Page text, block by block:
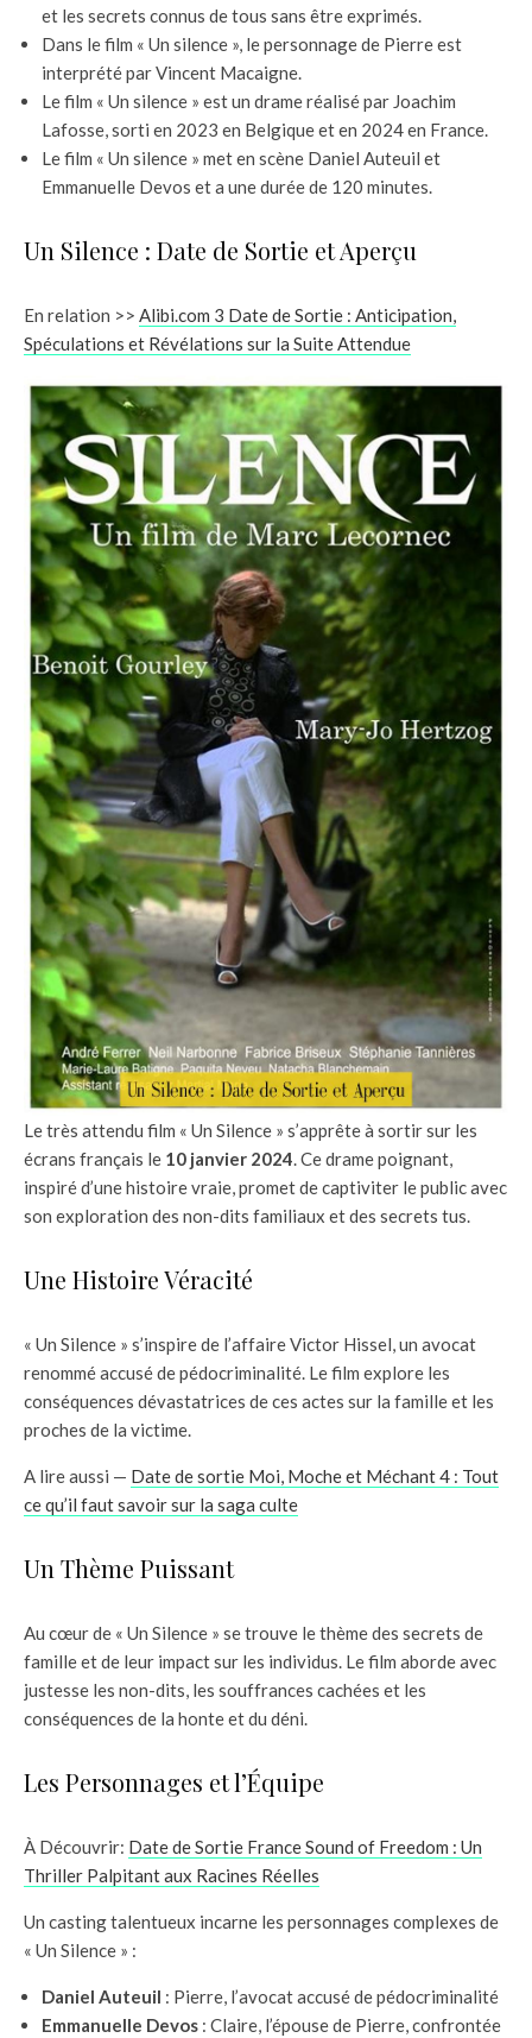
et les secrets connus de tous sans être exprimés.
Dans le film « Un silence », le personnage de Pierre est
interprété par Vincent Macaigne.
Le film « Un silence » est un drame réalisé par Joachim
Lafosse, sorti en 2023 en Belgique et en 2024 en France.
Le film « Un silence » met en scène Daniel Auteuil et
Emmanuelle Devos et a une durée de 120 minutes.
Un Silence : Date de Sortie et Aperçu
En relation >> Alibi.com 3 Date de Sortie : Anticipation,
Spéculations et Révélations sur la Suite Attendue
Le très attendu film « Un Silence » s’apprête à sortir sur les
écrans français le 10 janvier 2024. Ce drame poignant,
inspiré d’une histoire vraie, promet de captiviter le public avec
son exploration des non-dits familiaux et des secrets tus.
Une Histoire Véracité
« Un Silence » s’inspire de l’affaire Victor Hissel, un avocat
renommé accusé de pédocriminalité. Le film explore les
conséquences dévastatrices de ces actes sur la famille et les
proches de la victime.
A lire aussi — Date de sortie Moi, Moche et Méchant 4 : Tout
ce qu’il faut savoir sur la saga culte
Un Thème Puissant
Au cœur de « Un Silence » se trouve le thème des secrets de
famille et de leur impact sur les individus. Le film aborde avec
justesse les non-dits, les souffrances cachées et les
conséquences de la honte et du déni.
Les Personnages et l’Équipe
À Découvrir: Date de Sortie France Sound of Freedom : Un
Thriller Palpitant aux Racines Réelles
Un casting talentueux incarne les personnages complexes de
« Un Silence » :
Daniel Auteuil : Pierre, l’avocat accusé de pédocriminalité
Emmanuelle Devos : Claire, l’épouse de Pierre, confrontée